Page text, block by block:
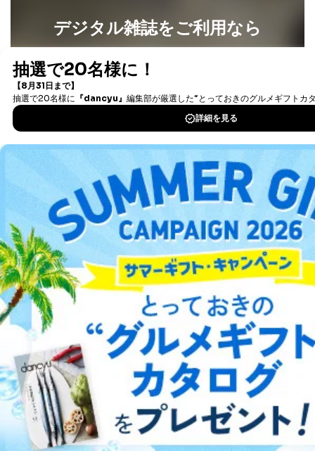
デジタル雑誌をご利用なら
書籍）が無料で読み放題！
DOWNLOAD FOR IOS
DOWNLOAD FOR ANDROID
ご利用方法はこちら
総合案内
アフィリエイト 採用情報
プレスリリース お問い合わせ
利用規約プライバシーポリシー 特定商取引法に基づく表示
出版社の皆様へ
投資家の皆様へサイトマップ
©︎2002 FUJISAN MAGAZINE SERVICE CO., Ltd.